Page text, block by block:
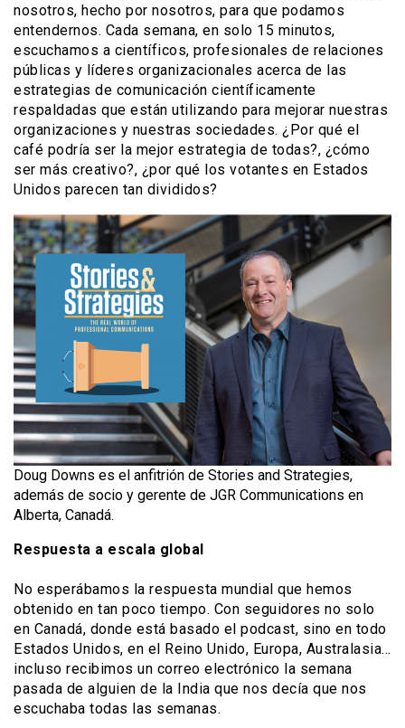
nosotros, hecho por nosotros, para que podamos
entendernos. Cada semana, en solo 15 minutos,
escuchamos a científicos, profesionales de relaciones
públicas y líderes organizacionales acerca de las
estrategias de comunicación científicamente
respaldadas que están utilizando para mejorar nuestras
organizaciones y nuestras sociedades. ¿Por qué el
café podría ser la mejor estrategia de todas?, ¿cómo
ser más creativo?, ¿por qué los votantes en Estados
Unidos parecen tan divididos?
Doug Downs es el anfitrión de Stories and Strategies,
además de socio y gerente de JGR Communications en
Alberta, Canadá.
Respuesta a escala global
No esperábamos la respuesta mundial que hemos
obtenido en tan poco tiempo. Con seguidores no solo
en Canadá, donde está basado el podcast, sino en todo
Estados Unidos, en el Reino Unido, Europa, Australasia…
incluso recibimos un correo electrónico la semana
pasada de alguien de la India que nos decía que nos
escuchaba todas las semanas.